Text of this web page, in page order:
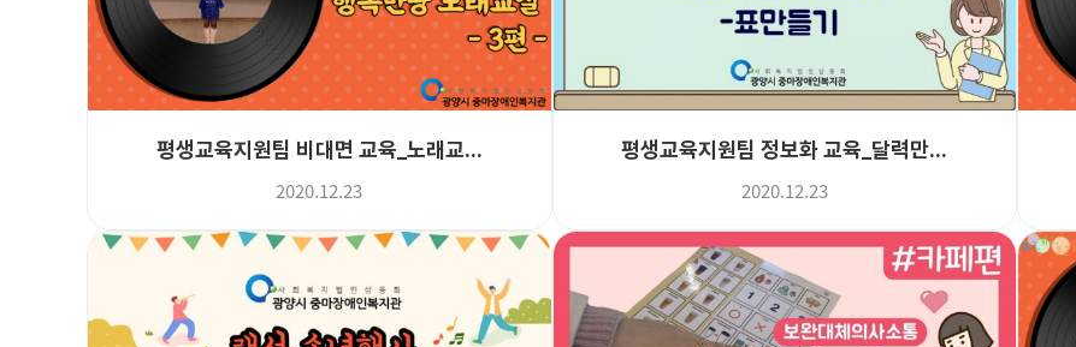
평생교육지원팀 비대면 교육_노래교...
2020.12.23
평생교육지원팀 정보화 교육_달력만...
2020.12.23